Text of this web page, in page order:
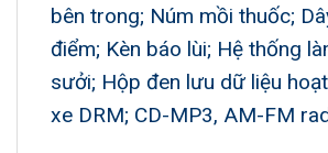
bên trong; Núm mồi thuốc;
điểm; Kèn báo lùi; Hệ thống
sưởi; Hộp đen lưu dữ liệu
xe DRM; CD-MP3, AM-FM